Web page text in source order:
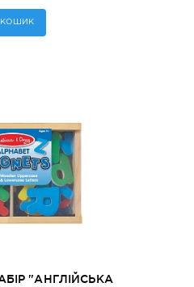
КОШИК
"АНГЛІЙСЬКА